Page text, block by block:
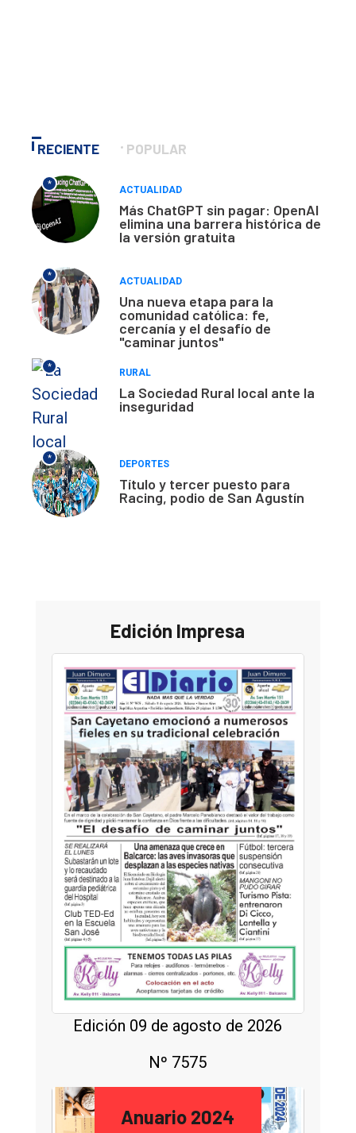
RECIENTE POPULAR
*
ACTUALIDAD
Más ChatGPT sin pagar: OpenAI
elimina una barrera histórica de
la versión gratuita
*
ACTUALIDAD
Una nueva etapa para la
comunidad católica: fe,
cercanía y el desafío de
"caminar juntos"
*
RURAL
La Sociedad Rural local ante la
inseguridad
*
DEPORTES
Título y tercer puesto para
Racing, podio de San Agustín
Edición Impresa
Edición 09 de agosto de 2026
Nº 7575
Anuario 2024